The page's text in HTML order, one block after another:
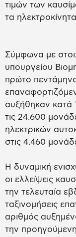
τιμών των
τα
Σύμφωνα με
υπουργείου
πρώτο
αυξήθηκαν κατά
τις 24.600
ηλεκτρικών
στις 4.460
Η δυναμική
οι ελλείψεις
την τελευταία
ταξινομήσεις
αριθμός
την